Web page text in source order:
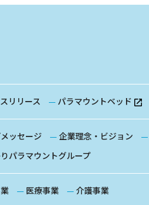
リリース パラマウントベッド
ッセージ 企業理念・ビジョン
パラマウントグループ
医療事業 介護事業